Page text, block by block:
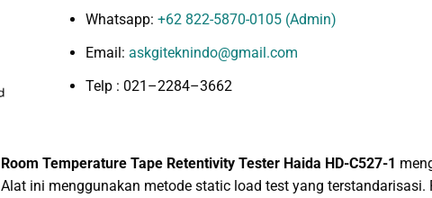
Whatsapp: +62 822-5870-0105 (Admin)
Email: askgiteknindo@gmail.com
Telp : 021–2284–3662
Room Temperature Tape Retentivity Tester Haida HD-C527-1
Alat ini menggunakan metode static load test yang